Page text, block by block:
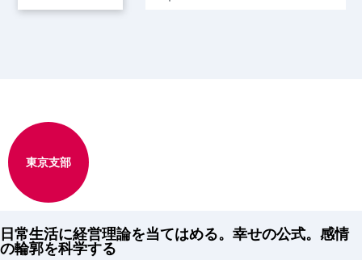
東京支部
日常生活に経営理論を当てはめる。幸せの公式。感情
の輪郭を科学する